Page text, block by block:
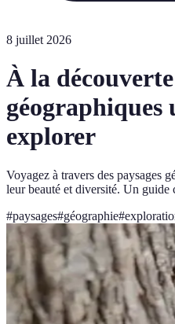
8 juillet 2026
À la découverte
géographiques
explorer
Voyagez à travers des paysages
leur beauté et diversité. Un guide
#paysages#géographie#